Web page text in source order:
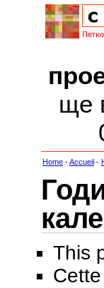
ще
Home -Accueil -
This